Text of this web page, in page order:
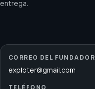
entrega.
CORREO DEL FUNDADOR
exploter@gmail.com